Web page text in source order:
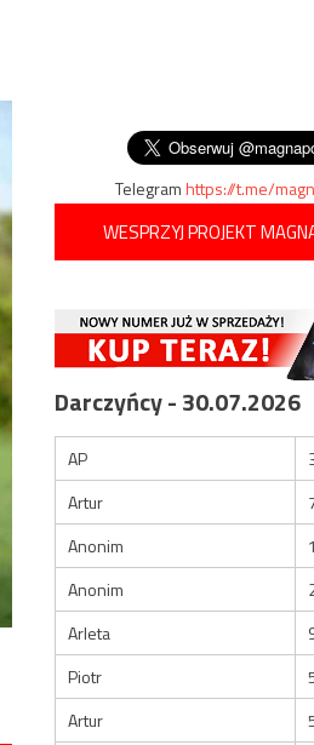
Telegramhttps://t.me/
WESPRZYJ PROJEKT
Darczyńcy - 30.07.2026
AP
Artur
Anonim
Anonim
Arleta
Piotr
Artur